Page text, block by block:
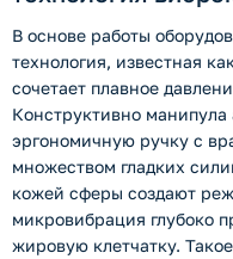
В основе работы
технология, известная
сочетает плавное
Конструктивно манипула
эргономичную ручку с
множеством гладких
кожей сферы создают
микровибрация глубоко
жировую клетчатку.